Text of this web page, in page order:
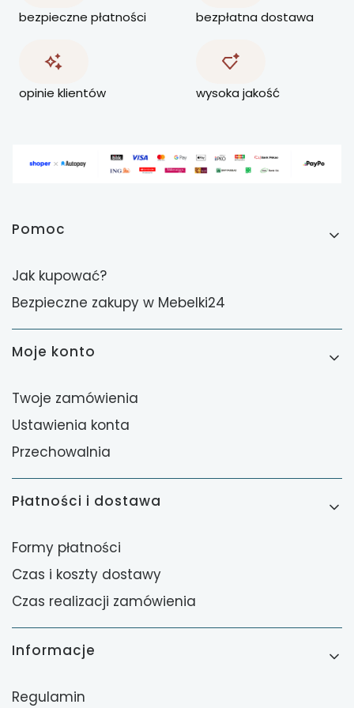
bezpieczne płatności bezpłatna dostawa
opinie klientów wysoka jakość
Linki w stopce
Pomoc
Jak kupować?
Bezpieczne zakupy w Mebelki24
Moje konto
Twoje zamówienia
Ustawienia konta
Przechowalnia
Płatności i dostawa
Formy płatności
Czas i koszty dostawy
Czas realizacji zamówienia
Informacje
Regulamin